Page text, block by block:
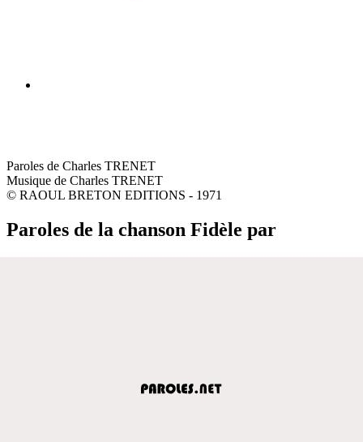
Paroles de Charles TRENET
Musique de Charles TRENET
© RAOUL BRETON EDITIONS - 1971
Paroles de la chanson Fidèle par